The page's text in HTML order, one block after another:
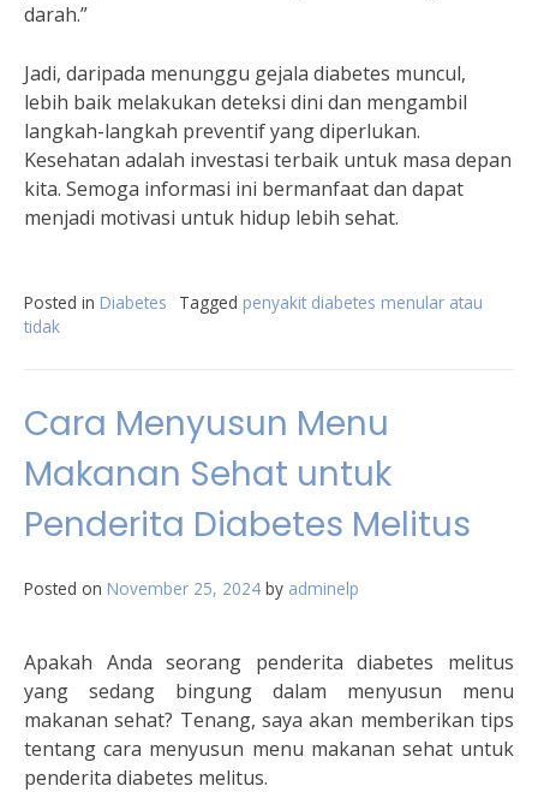
darah.”
Jadi, daripada menunggu gejala diabetes muncul,
lebih baik melakukan deteksi dini dan mengambil
langkah-langkah preventif yang diperlukan.
Kesehatan adalah investasi terbaik untuk masa depan
kita. Semoga informasi ini bermanfaat dan dapat
menjadi motivasi untuk hidup lebih sehat.
Posted in Diabetes Tagged penyakit diabetes menular atau
tidak
Cara Menyusun Menu
Makanan Sehat untuk
Penderita Diabetes Melitus
Posted on November 25, 2024 by adminelp
Apakah Anda seorang penderita diabetes melitus
yang sedang bingung dalam menyusun menu
makanan sehat? Tenang, saya akan memberikan tips
tentang cara menyusun menu makanan sehat untuk
penderita diabetes melitus.